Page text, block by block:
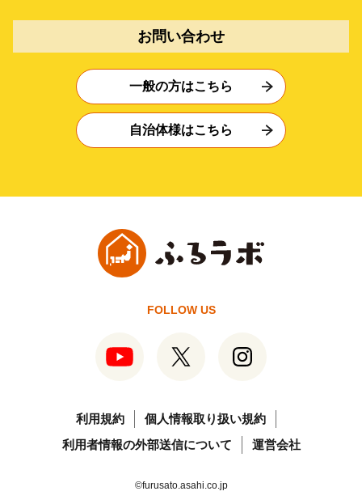
お問い合わせ
一般の方はこちら
自治体様はこちら
FOLLOW US
利用規約
個人情報取り扱い規約
利用者情報の外部送信について
運営会社
©furusato.asahi.co.jp